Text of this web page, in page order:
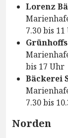
Lorenz
7.30 bis
bis 17 Uhr
Bäckerei
7.30 bis
Norden